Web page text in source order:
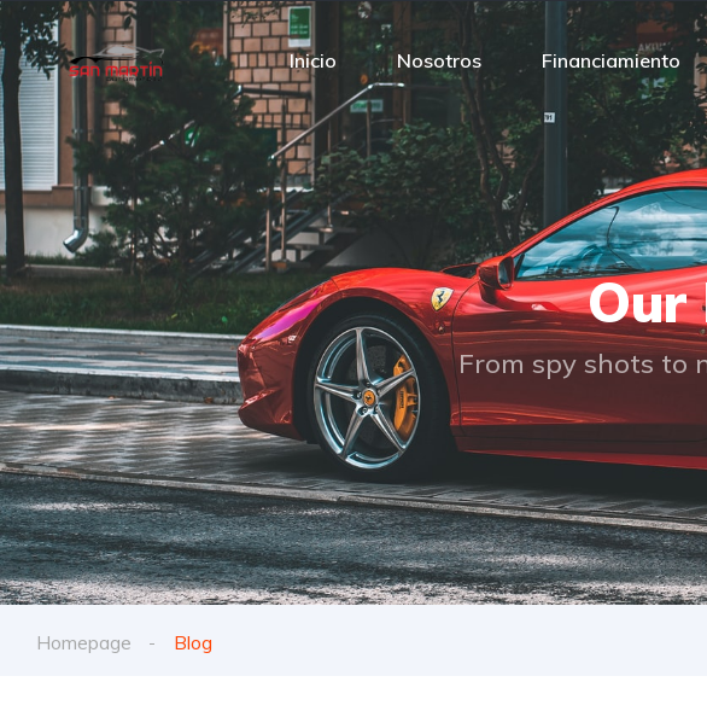
Inicio Nosotros Financiamiento
From spy shots to
Homepage Blog